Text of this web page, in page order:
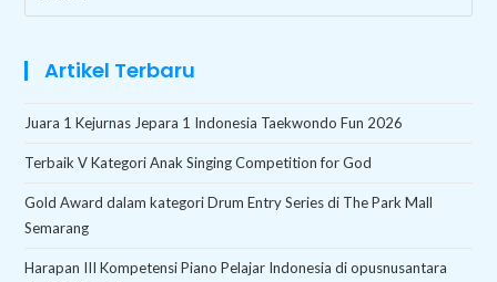
this
Artikel Terbaru
Juara 1 Kejurnas Jepara 1 Indonesia Taekwondo Fun 2026
Terbaik V Kategori Anak Singing Competition for God
Gold Award dalam kategori Drum Entry Series di The Park Mall
Semarang
Harapan III Kompetensi Piano Pelajar Indonesia di opusnusantara